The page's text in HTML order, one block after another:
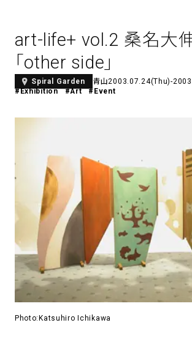
Spiral Market 6
⼆⼦⽟川 Dogwood Plaza
横浜赤レンガ倉庫
ルクア⼤阪
Spiral Hall
Nail Salon 4
Spiral Nail Salon 青山
Spiral Nail Salon NEWoMan
naila 横浜ランドマーク
Café 3
Spiral Café
Spiral
Art Projects
アートプロジェクト・イベント
とした公募展形式
スパイラルが推進するエデュケーシ
ョンプログラム
Spiral Print
スパイラルが提案
リント作品
Spiral Annual Report プレスリリー
コンサルティング 商品開発
アルバイト・その他
art-life+ vol.2 桑名大
「other side」
Spiral Garden 青山2003.07.24(Thu)-
#Exhibition
#Art #Event
Photo:Katsuhiro Ichikawa